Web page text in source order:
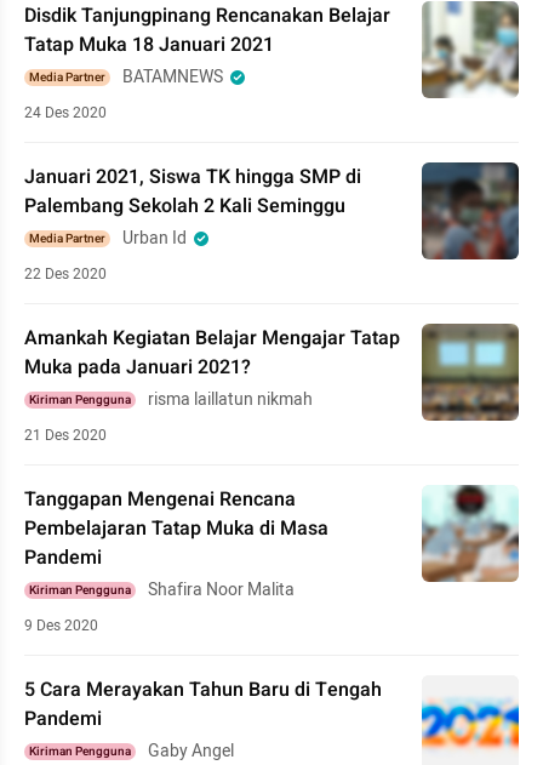
Disdik Tanjungpinang Rencanakan Belajar
Tatap Muka 18 Januari 2021
Media Partner BATAMNEWS
24 Des 2020
Januari 2021, Siswa TK hingga SMP di
Palembang Sekolah 2 Kali Seminggu
Media Partner Urban Id
22 Des 2020
Amankah Kegiatan Belajar Mengajar Tatap
Muka pada Januari 2021?
Kiriman Pengguna risma laillatun nikmah
21 Des 2020
Tanggapan Mengenai Rencana
Pembelajaran Tatap Muka di Masa
Pandemi
Kiriman Pengguna Shafira Noor Malita
9 Des 2020
5 Cara Merayakan Tahun Baru di Tengah
Pandemi
Kiriman Pengguna Gaby Angel